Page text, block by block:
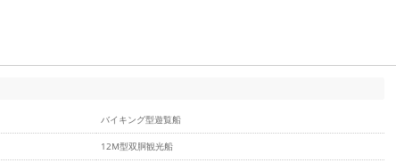
バイキング型遊覧船
12M型双胴観光船